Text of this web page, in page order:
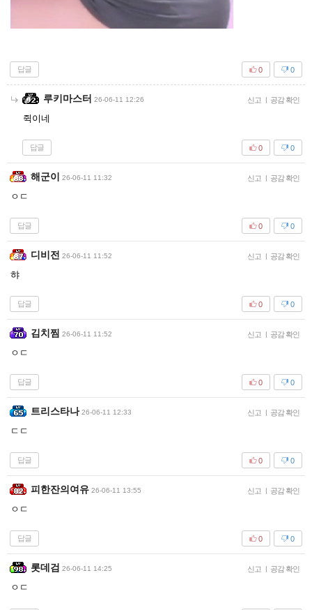
답글 0
0
루키마스터 26-06-11 12:26 신고 | 공감 확인
쥑이네
답글 0
0
해군이 26-06-11 11:32 신고 | 공감 확인
ㅇㄷ
답글 0
0
디비전 26-06-11 11:52 신고 | 공감 확인
햐
답글 0
0
김치찜 26-06-11 11:52 신고 | 공감 확인
ㅇㄷ
답글 0
0
트리스타나 26-06-11 12:33 신고 | 공감 확인
ㄷㄷ
답글 0
0
피한잔의여유 26-06-11 13:55 신고 | 공감 확인
ㅇㄷ
답글 0
0
롯데검 26-06-11 14:25 신고 | 공감 확인
ㅇㄷ